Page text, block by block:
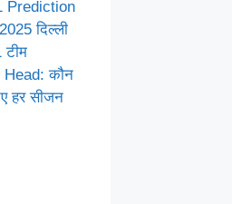
Prediction
दिल्ली
टीम
कौन
हर सीजन